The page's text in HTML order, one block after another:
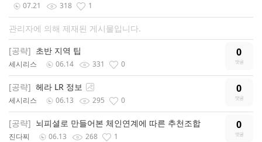
07.21 318 1
관리자에 의해 제재된 게시물입니다.
[공략] 초반 지역 팁 0
세시리스 06.14 331 0
[공략] 헤라 LR 정보 0
세시리스 06.13 295 0
[공략] 뇌피셜로 만들어본 체인연계에 따른 추천조합 0
진다찌 06.13 268 1